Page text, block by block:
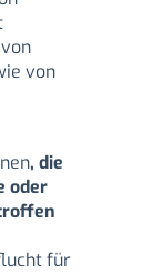
von
, die
oder
für